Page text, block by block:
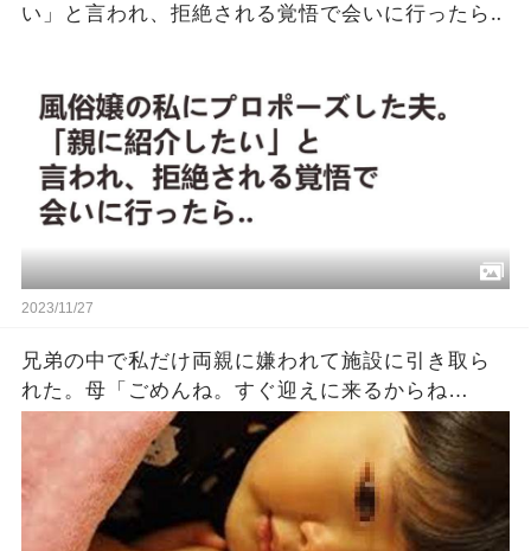
い」と言われ、拒絶される覚悟で会いに行ったら‥
2023/11/27
兄弟の中で私だけ両親に嫌われて施設に引き取ら
れた。母「ごめんね。すぐ迎えに来るからね
（泣）」父「ごめんな…」私『…』→数十年後…